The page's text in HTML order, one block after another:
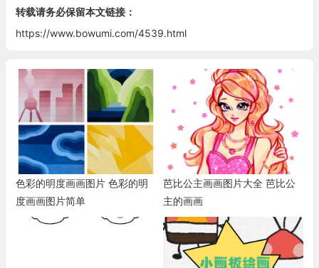
转载请务必保留本文链接：
https://www.bowumi.com/4539.html
色彩的明度画画图片 色彩的明
度画画图片简单
芭比公主画画图片大全 芭比公
主的画画